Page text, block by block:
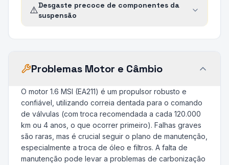
⚠️Desgaste precoce de componentes da
suspensão
Problemas Motor e Câmbio
O motor 1.6 MSI (EA211) é um propulsor robusto e
confiável, utilizando correia dentada para o comando
de válvulas (com troca recomendada a cada 120.000
km ou 4 anos, o que ocorrer primeiro). Falhas graves
são raras, mas é crucial seguir o plano de manutenção,
especialmente a troca de óleo e filtros. A falta de
manutenção pode levar a problemas de carbonização